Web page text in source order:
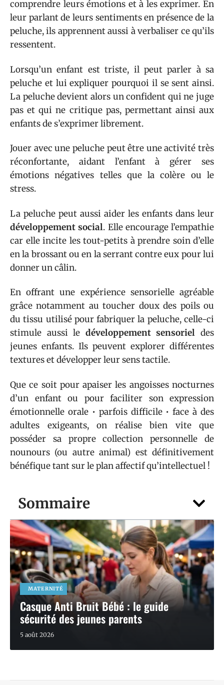
Sommaire
MATERNITÉ
Casque Anti Bruit Bébé : le guide
sécurité des jeunes parents
5 août 2026
comprendre leurs émotions et à les exprimer. En
leur parlant de leurs sentiments en présence de la
peluche, ils apprennent aussi à verbaliser ce qu’ils
ressentent.
Lorsqu’un enfant est triste, il peut parler à sa
peluche et lui expliquer pourquoi il se sent ainsi.
La peluche devient alors un confident qui ne juge
pas et qui ne critique pas, permettant ainsi aux
enfants de s’exprimer librement.
Jouer avec une peluche peut être une activité très
réconfortante, aidant l’enfant à gérer ses
émotions négatives telles que la colère ou le
stress.
La peluche peut aussi aider les enfants dans leur
développement social. Elle encourage l’empathie
car elle incite les tout-petits à prendre soin d’elle
en la brossant ou en la serrant contre eux pour lui
donner un câlin.
En offrant une expérience sensorielle agréable
grâce notamment au toucher doux des poils ou
du tissu utilisé pour fabriquer la peluche, celle-ci
stimule aussi le développement sensoriel des
jeunes enfants. Ils peuvent explorer différentes
textures et développer leur sens tactile.
Que ce soit pour apaiser les angoisses nocturnes
d’un enfant ou pour faciliter son expression
émotionnelle orale • parfois difficile • face à des
adultes exigeants, on réalise bien vite que
posséder sa propre collection personnelle de
nounours (ou autre animal) est définitivement
bénéfique tant sur le plan affectif qu’intellectuel !